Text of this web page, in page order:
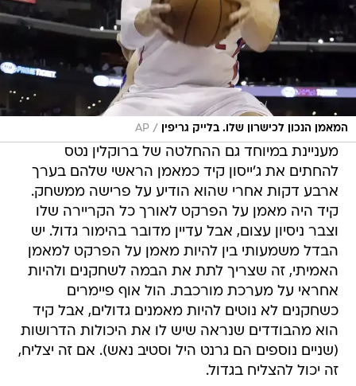
המאמן הנכון לכישרון שלו. בלייק גריפין /
AP
מעניינת במיוחד גם ההחלטה של ברוקלין נטס
להחתים את ג'ייסון קיד כמאמן הראשי שלהם בערך
ארבע דקות אחרי שהוא הודיע על פרישה ממשחק.
קיד היה מאמן על הפרקט לאורך כל הקריירה שלו
וצבר ניסיון עצום, אבל עדיין מדובר בהימור גדול. יש
הבדל משמעותי בין להיות מאמן על הפרקט למאמן
האמיתי, זה שצריך לתת את הבמה לשחקנים ולהיות
אחראי על מערכת מורכבת. הול אוף פיימרים
כשחקנים לא נוטים להיות מאמנים גדולים, אבל קיד
הוא מהבודדים שנראה שיש לו את היכולות הדרושות
(שניים נוספים הם גרנט היל וסטיב נאש). אם זה יצליח,
זה יכול להצליח בגדול.